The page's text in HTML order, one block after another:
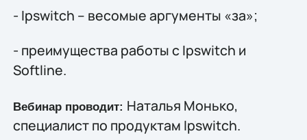
- Ipswitch – весомые аргументы «за»;
- преимущества работы с Ipswitch и
Softline.
Вебинар проводит: Наталья Монько,
специалист по продуктам Ipswitch.